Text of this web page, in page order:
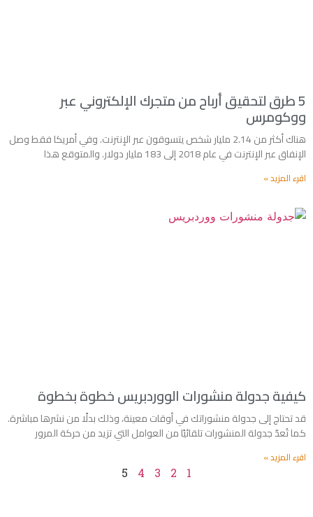
5 طرق لتحقيق أرباح من متجرك الإلكتروني عبر
ووكومرس
هناك أكثر من 2.14 مليار شخص يتسوقون عبر الإنترنت. وفي أمريكا فقط وصل
الإنفاق عبر الإنترنت في عام 2018 إلى 183 مليار دولار. والمتوقع هذا
اقرء المزيد »
كيفية جدولة منشورات الووردبريس خطوة بخطوة
قد تحتاج إلى جدولة منشوراتك في أوقات معينة، وذلك بدلًا من نشرها مباشرة.
كما تُعدّ جدولة المنشورات تلقائيًا من العوامل التي تزيد من حركة المرور
اقرء المزيد »
1
2
3
4
5